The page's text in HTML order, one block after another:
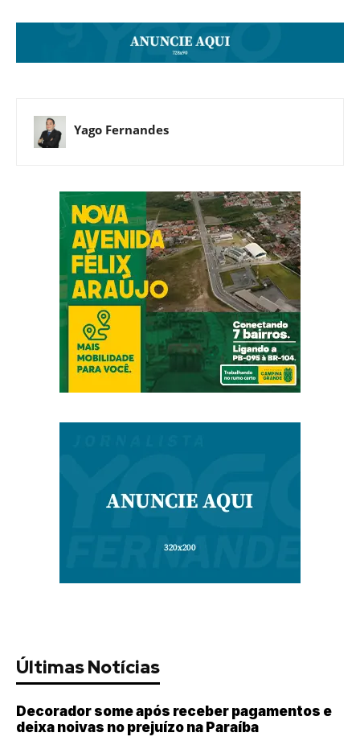
Yago Fernandes
Últimas Notícias
Decorador some após receber pagamentos e
deixa noivas no prejuízo na Paraíba